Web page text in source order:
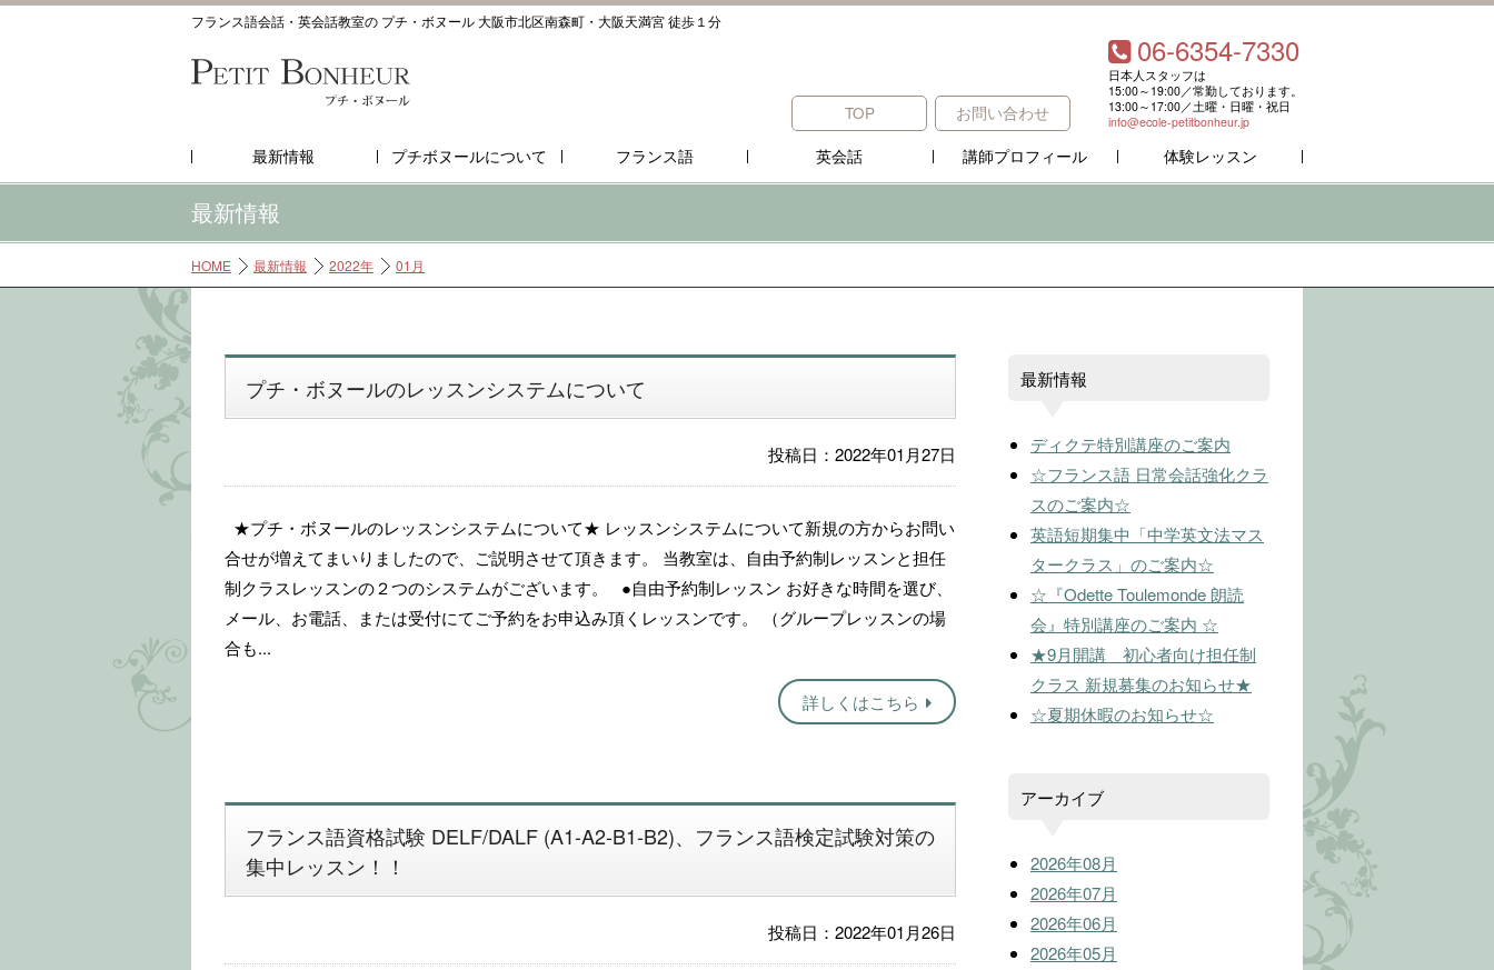
フランス語会話・英会話教室の プチ・ボヌール 大阪市北区南森町・大阪天満宮 徒歩１分
TOP お問い合わせ
06-6354-7330
日本人スタッフは
15:00～19:00／常勤しております。
13:00～17:00／土曜・日曜・祝日
info@ecole-petitbonheur.jp
最新情報 プチボヌールについて フランス語 英会話 講師プロフィール 体験レッスン
最新情報
HOME 最新情報 2022年 01月
プチ・ボヌールのレッスンシステムについて
投稿日：2022年01月27日
★プチ・ボヌールのレッスンシステムについて★ レッスンシステムについて新規の方からお問い
合せが増えてまいりましたので、ご説明させて頂きます。 当教室は、自由予約制レッスンと担任
制クラスレッスンの２つのシステムがございます。 ●自由予約制レッスン お好きな時間を選び、
メール、お電話、または受付にてご予約をお申込み頂くレッスンです。 （グループレッスンの場
合も...
詳しくはこちら
フランス語資格試験 DELF/DALF (A1-A2-B1-B2)、フランス語検定試験対策の
集中レッスン！！
投稿日：2022年01月26日
最新情報
ディクテ特別講座のご案内
☆フランス語 日常会話強化クラ
スのご案内☆
英語短期集中「中学英文法マス
タークラス」のご案内☆
☆『Odette Toulemonde 朗読
会』特別講座のご案内 ☆
★9月開講 初心者向け担任制
クラス 新規募集のお知らせ★
☆夏期休暇のお知らせ☆
アーカイブ
2026年08月
2026年07月
2026年06月
2026年05月